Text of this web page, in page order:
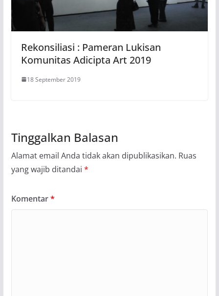
Rekonsiliasi : Pameran Lukisan
Komunitas Adicipta Art 2019
18 September 2019
Tinggalkan Balasan
Alamat email Anda tidak akan dipublikasikan. Ruas
yang wajib ditandai *
Komentar*